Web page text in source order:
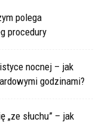
polega
procedury
nocnej – jak
godzinami?
„ze słuchu” – jak